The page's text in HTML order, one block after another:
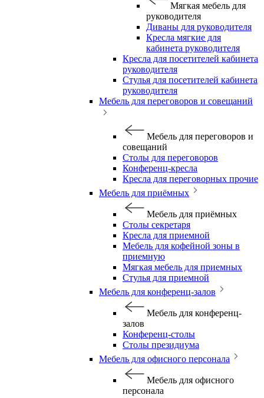
Мягкая мебель для
руководителя
Диваны для руководителя
Кресла мягкие для
кабинета руководителя
Кресла для посетителей кабинета
руководителя
Стулья для посетителей кабинета
руководителя
Мебель для переговоров и совещаний
Мебель для переговоров и
совещаний
Столы для переговоров
Конференц-кресла
Кресла для переговорных прочие
Мебель для приёмных
Мебель для приёмных
Столы секретаря
Кресла для приемной
Мебель для кофейной зоны в
приемную
Мягкая мебель для приемных
Стулья для приемной
Мебель для конференц-залов
Мебель для конференц-
залов
Конференц-столы
Столы президиума
Мебель для офисного персонала
Мебель для офисного
персонала